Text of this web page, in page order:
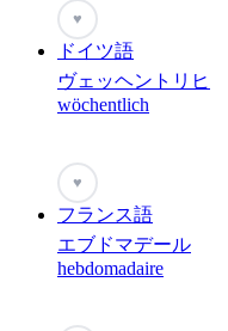
♥
ドイツ語
ヴェッヘントリヒ
wöchentlich
♥
フランス語
エブドマデール
hebdomadaire